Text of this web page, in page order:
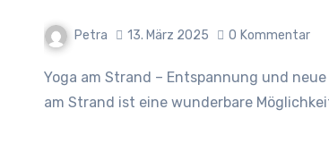
Petra 13. März 2025 0 Kommentar
Yoga am Strand – Entspannung und neue Energie inmitten der Natur – Bewegung mit Meeresrauschen Yoga
am Strand ist eine wunderbare